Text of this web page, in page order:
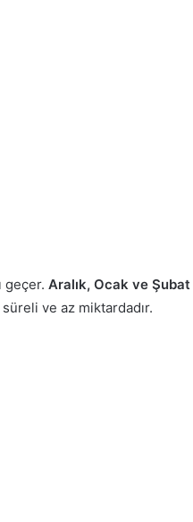
geçer. Aralık, Ocak ve Şubat
ve az miktardadır.